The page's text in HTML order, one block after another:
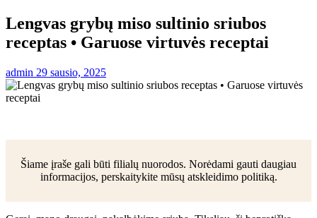
Lengvas grybų miso sultinio sriubos
receptas • Garuose virtuvės receptai
admin 29 sausio, 2025
Šiame įraše gali būti filialų nuorodos. Norėdami gauti daugiau
informacijos, perskaitykite mūsų atskleidimo politiką.